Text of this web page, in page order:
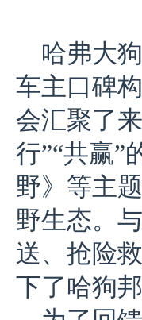
哈弗大
车主口碑
会汇聚了
行”“共赢”
野》等主
野生态。
送、抢险
下了哈狗